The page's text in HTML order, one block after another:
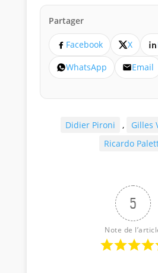
Partager
Facebook X
WhatsApp
Email
Didier Pironi , Gilles
Ricardo
5
Note de